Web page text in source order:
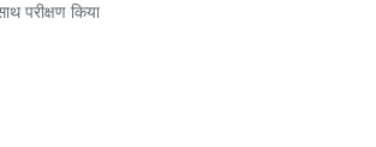
परीक्षण किया